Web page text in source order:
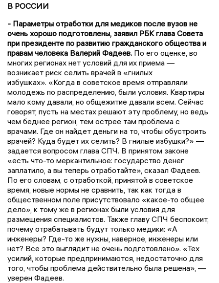
В РОССИИ
- Параметры отработки для медиков после вузов не
очень хорошо подготовлены, заявил РБК глава Совета
при президенте по развитию гражданского общества и
правам человека Валерий Фадеев. По его оценке, во
многих регионах нет условий для их приема —
возникает риск селить врачей в «гнилых
избушках». «Когда в советское время отправляли
молодежь по распределению, были условия. Квартиры
мало кому давали, но общежитие давали всем. Сейчас
говорят, пусть на местах решают эту проблему, но ведь
чем беднее регион, тем острее там проблема с
врачами. Где он найдет деньги на то, чтобы обустроить
врачей? Куда будет их селить? В гнилые избушки?» —
задается вопросом глава СПЧ. В принятом законе
«есть что-то меркантильное: государство денег
заплатило, а вы теперь отработайте», сказал Фадеев.
По его словам, с отработкой, принятой в советское
время, новые нормы не сравнить, так как тогда в
общественном поле присутствовало «какое-то общее
дело», к тому же в регионах были условия для
размещения специалистов. Также главу СПЧ беспокоит,
почему отрабатывать будут только медики: «А
инженеры? Где-то же нужны, наверное, инженеры или
нет? Все это выглядит не очень подготовлено». «Тех
усилий, которые предпринимаются, недостаточно для
того, чтобы проблема действительно была решена», —
уверен Фадеев.